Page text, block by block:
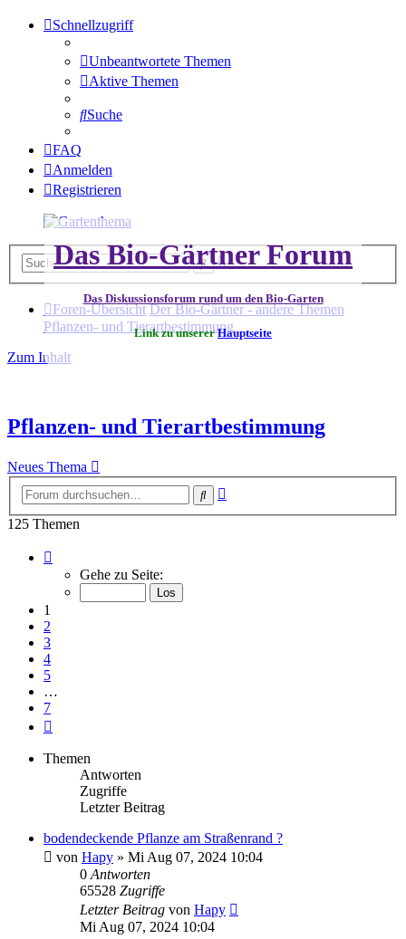
Schnellzugriff
Unbeantwortete Themen
Aktive Themen
Suche
FAQ
Anmelden
Registrieren
Das Bio-Gärtner Forum
Das Diskussionsforum rund um den Bio-Garten
Link zu unsererHauptseite
SucheErweiterte
Foren-Übersicht Der Bio-Gärtner - andere Themen
Pflanzen- und Tierartbestimmung
Zum Inhalt
Pflanzen- und Tierartbestimmung
Neues Thema
Suche
125 Themen
von
Gehe zu Seite:
1
2
3
4
5
…
7
Themen
Antworten
Zugriffe
Letzter Beitrag
bodendeckende Pflanze am Straßenrand ?
von Hapy » Mi Aug 07, 2024 10:04
0 Antworten
65528 Zugriffe
Letzter Beitrag von Hapy
Mi Aug 07, 2024 10:04